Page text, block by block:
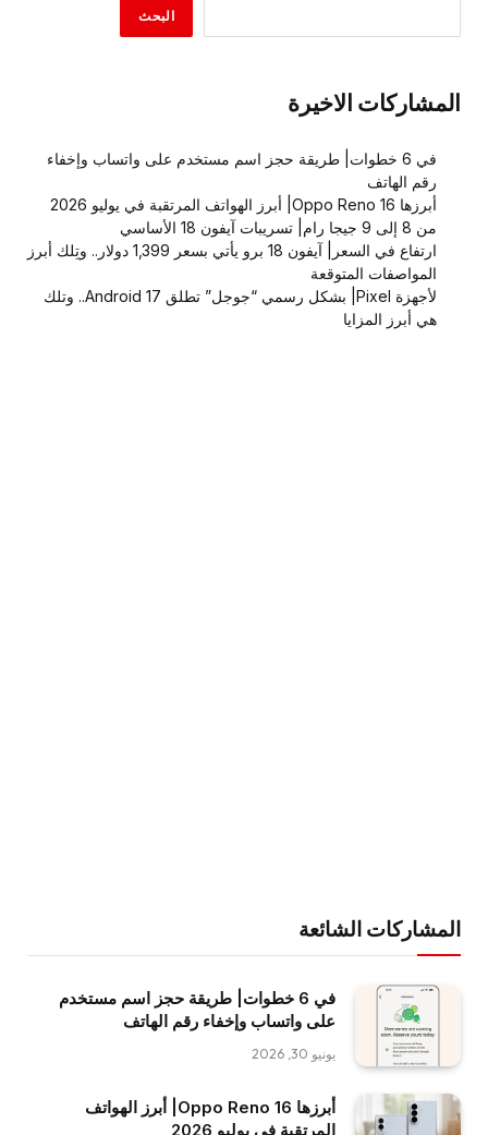
البحث
المشاركات الاخيرة
في 6 خطوات| طريقة حجز اسم مستخدم على واتساب وإخفاء
رقم الهاتف
أبرزها Oppo Reno 16| أبرز الهواتف المرتقبة في يوليو 2026
من 8 إلى 9 جيجا رام| تسريبات آيفون 18 الأساسي
ارتفاع في السعر| آيفون 18 برو يأتي بسعر 1,399 دولار.. وتِلك أبرز
المواصفات المتوقعة
لأجهزة Pixel| بشكل رسمي “جوجل” تطلق Android 17.. وتلك
هي أبرز المزايا
المشاركات الشائعة
في 6 خطوات| طريقة حجز اسم مستخدم
على واتساب وإخفاء رقم الهاتف
يونيو 30, 2026
أبرزها Oppo Reno 16| أبرز الهواتف
المرتقبة في يوليو 2026